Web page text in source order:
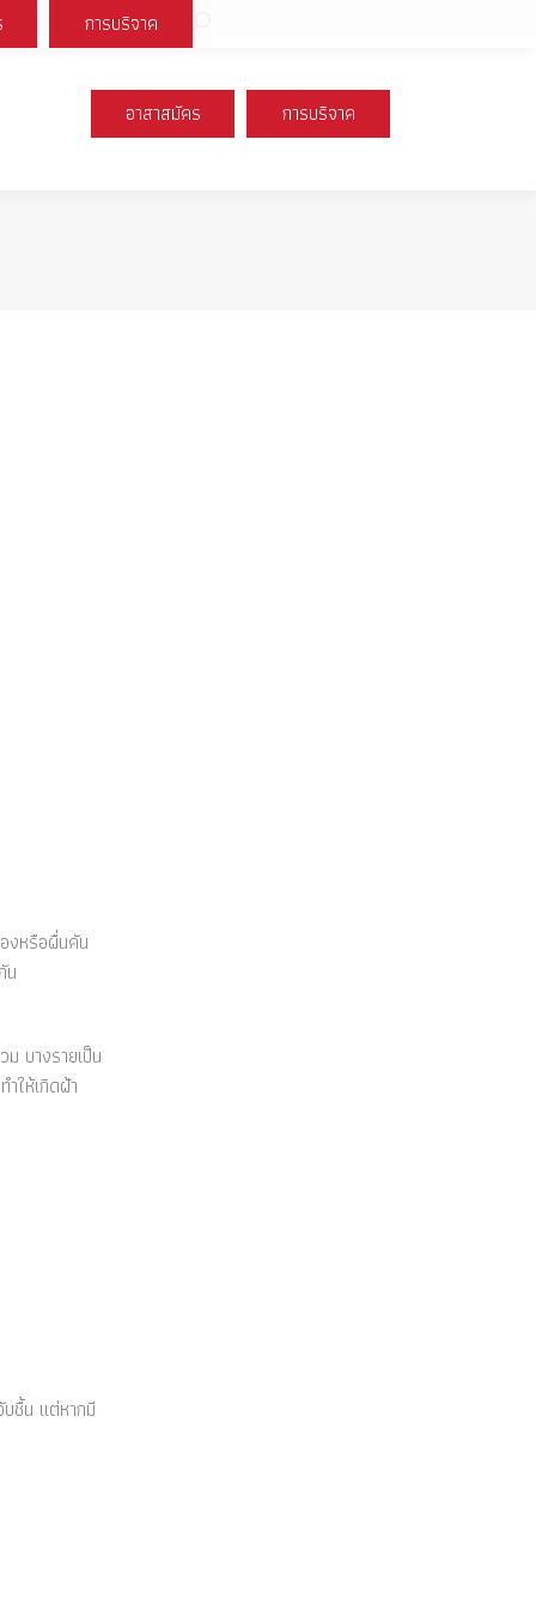
Instagram
YouTube
opens
อาสาสมัคร การบริจาค
งหรือผื่นคัน
น
บางรายเป็น
ให้เกิดฝ้า
ชื้น แต่หากมี
การบริจาค